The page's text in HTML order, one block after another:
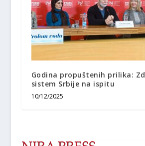
Godina propuštenih prilika:
sistem Srbije na ispitu
10/12/2025